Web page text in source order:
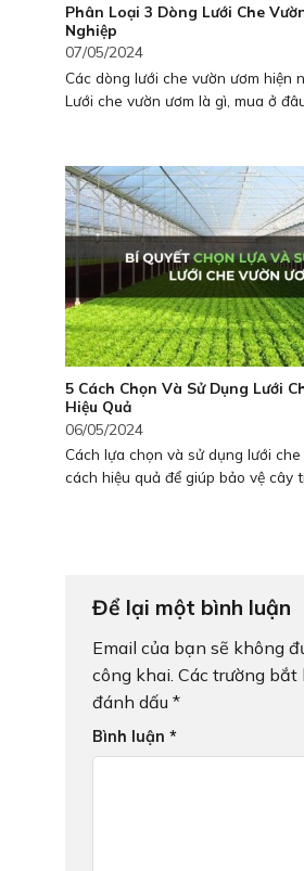
Phân Loại 3 Dòng Lưới Che
Nghiệp
07/05/2024
Các dòng lưới che vườn ươm hiện
Lưới che vườn ươm là gì, mua ở
5 Cách Chọn Và Sử Dụng Lưới
Hiệu Quả
06/05/2024
Cách lựa chọn và sử dụng lưới
cách hiệu quả để giúp bảo vệ cây
Để lại một bình luận
Email của bạn sẽ không
công khai. Các trường bắt
đánh dấu *
Bình luận *